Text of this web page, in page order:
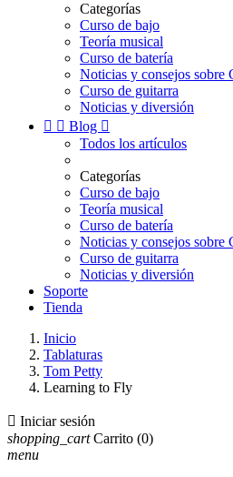
Categorías
Curso de bajo
Teoría musical
Curso de batería
Noticias y consejos sobre
Curso de guitarra
Noticias y diversión
  Blog 
Todos los artículos
Categorías
Curso de bajo
Teoría musical
Curso de batería
Noticias y consejos sobre
Curso de guitarra
Noticias y diversión
Soporte
Tienda
Inicio
Tablaturas
Tom Petty
Learning to Fly
 Iniciar sesión
shopping_cart Carrito (0)
menu